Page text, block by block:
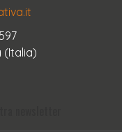
(Italia)